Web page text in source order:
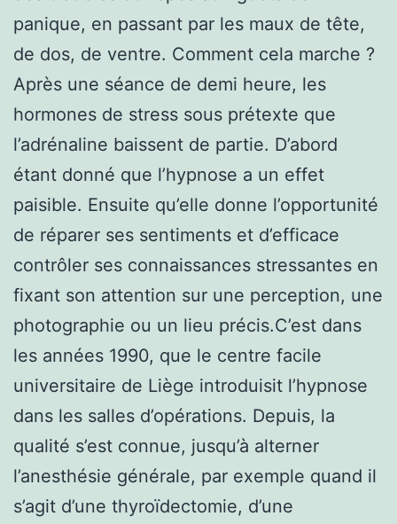
panique, en passant par les maux de tête,
de dos, de ventre. Comment cela marche ?
Après une séance de demi heure, les
hormones de stress sous prétexte que
l’adrénaline baissent de partie. D’abord
étant donné que l’hypnose a un effet
paisible. Ensuite qu’elle donne l’opportunité
de réparer ses sentiments et d’efficace
contrôler ses connaissances stressantes en
fixant son attention sur une perception, une
photographie ou un lieu précis.C’est dans
les années 1990, que le centre facile
universitaire de Liège introduisit l’hypnose
dans les salles d’opérations. Depuis, la
qualité s’est connue, jusqu’à alterner
l’anesthésie générale, par exemple quand il
s’agit d’une thyroïdectomie, d’une